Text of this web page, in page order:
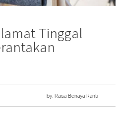
Tinggal
by: Raisa Benaya Ranti